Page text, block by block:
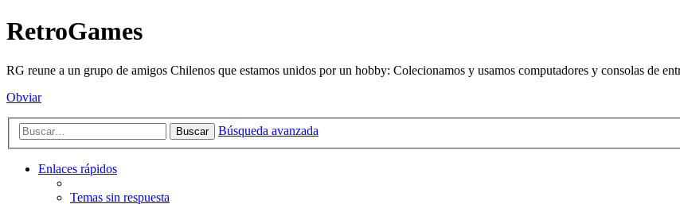
RetroGames
RG reune a un grupo de amigos Chilenos que estamos unidos por un hobby: Colecionamos y usamos computadores y consolas de
Obviar
Buscar Búsqueda avanzada
Enlaces rápidos
Temas sin respuesta